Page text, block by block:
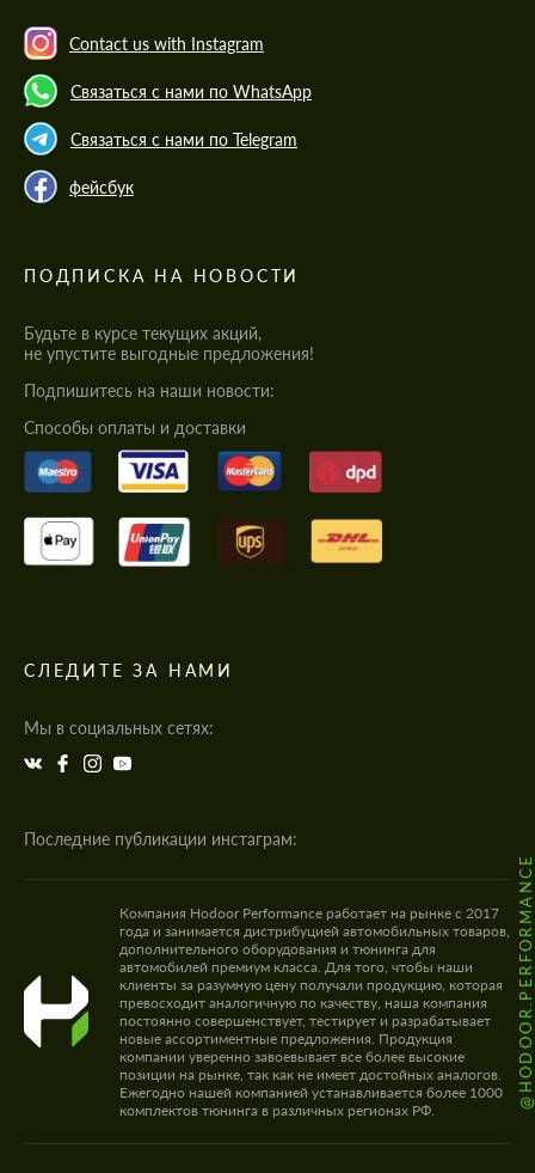
Contact us with Instagram
Связаться с нами по WhatsApp
Связаться с нами по Telegram
фейсбук
ПОДПИСКА НА НОВОСТИ
Будьте в курсе текущих акций,
не упустите выгодные предложения!
Подпишитесь на наши новости:
Cпособы оплаты и доставки
СЛЕДИТЕ ЗА НАМИ
Мы в социальных сетях:
Последние публикации инстаграм:
@HODOOR.PERFORMANCE
Компания Hodoor Performance работает на рынке с 2017
года и занимается дистрибуцией автомобильных товаров,
дополнительного оборудования и тюнинга для
автомобилей премиум класса. Для того, чтобы наши
клиенты за разумную цену получали продукцию, которая
превосходит аналогичную по качеству, наша компания
постоянно совершенствует, тестирует и разрабатывает
новые ассортиментные предложения. Продукция
компании уверенно завоевывает все более высокие
позиции на рынке, так как не имеет достойных аналогов.
Ежегодно нашей компанией устанавливается более 1000
комплектов тюнинга в различных регионах РФ.